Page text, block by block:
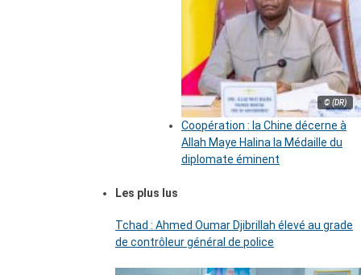
© (DR)
Coopération : la Chine décerne à
Allah Maye Halina la Médaille du
diplomate éminent
Les plus lus
Tchad : Ahmed Oumar Djibrillah élevé au grade
de contrôleur général de police